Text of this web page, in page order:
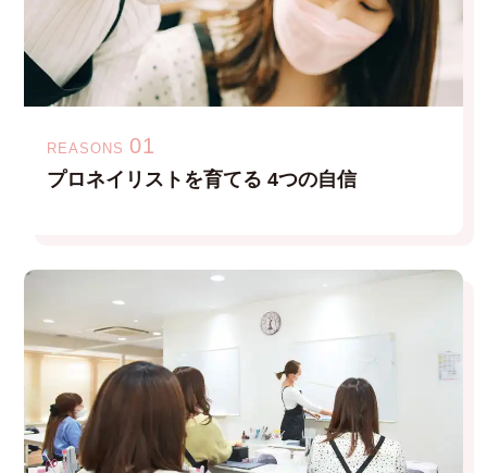
REASONS 01
プロネイリストを育てる 4つの自信